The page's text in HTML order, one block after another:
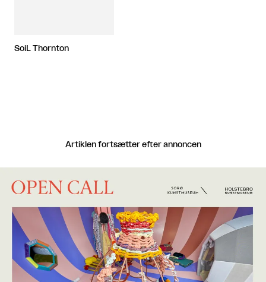
SoiL Thornton
Artiklen fortsætter efter annoncen